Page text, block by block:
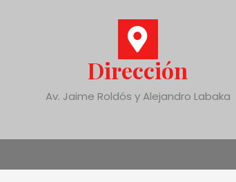
Dirección
Av. Jaime Roldós y Alejandro Labaka